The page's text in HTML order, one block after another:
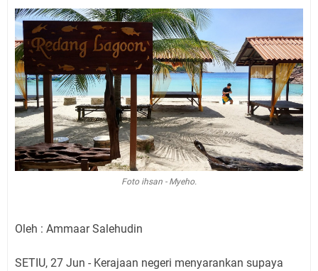
Foto ihsan - Myeho.
Oleh : Ammaar Salehudin
SETIU, 27 Jun - Kerajaan negeri menyarankan supaya